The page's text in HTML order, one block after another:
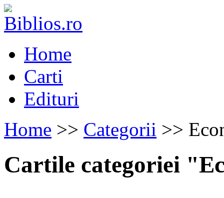
Home
Carti
Edituri
Home >> Categorii >>
Cartile categoriei